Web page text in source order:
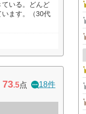
いる。どんど
います。（30代
73.5点 18件